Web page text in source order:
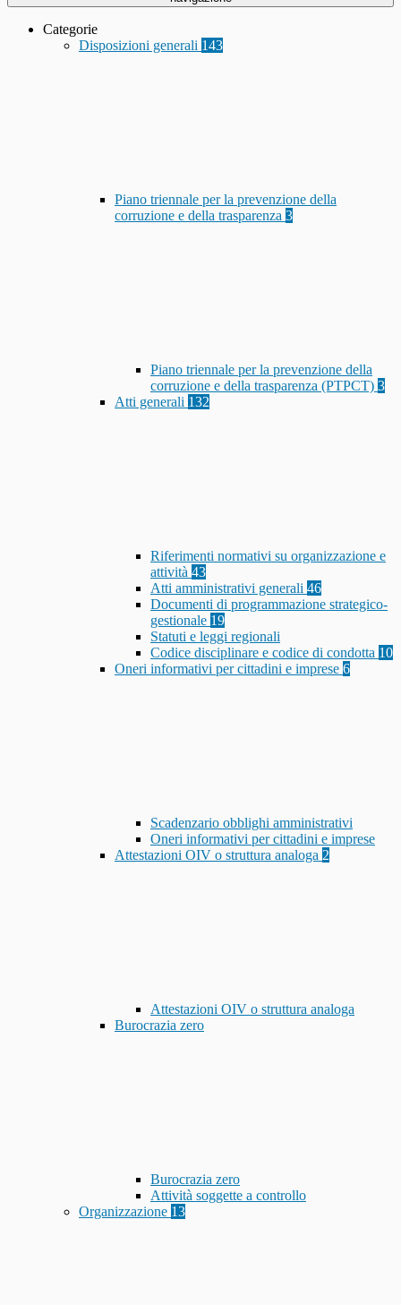
Categorie
Disposizioni generali 143
Piano triennale per la prevenzione della
corruzione e della trasparenza 3
Piano triennale per la prevenzione della
corruzione e della trasparenza (PTPCT) 3
Atti generali 132
Riferimenti normativi su organizzazione e
attività 43
Atti amministrativi generali 46
Documenti di programmazione strategico-
gestionale 19
Statuti e leggi regionali
Codice disciplinare e codice di condotta 10
Oneri informativi per cittadini e imprese 6
Scadenzario obblighi amministrativi
Oneri informativi per cittadini e imprese
Attestazioni OIV o struttura analoga 2
Attestazioni OIV o struttura analoga
Burocrazia zero
Burocrazia zero
Attività soggette a controllo
Organizzazione 13